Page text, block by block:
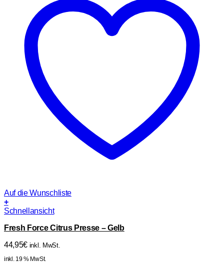
Auf die Wunschliste
+
Schnellansicht
Fresh Force Citrus Presse – Gelb
44,95€ inkl. MwSt.
inkl. 19 % MwSt.